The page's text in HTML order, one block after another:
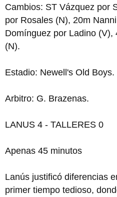
Cambios: ST Vázquez por
por Rosales (N), 20m
Domínguez por Ladino (V),
(N).
Estadio: Newell's Old Boys.
Arbitro: G. Brazenas.
LANUS 4 - TALLERES 0
Apenas 45 minutos
Lanús justificó diferencias
primer tiempo tedioso,